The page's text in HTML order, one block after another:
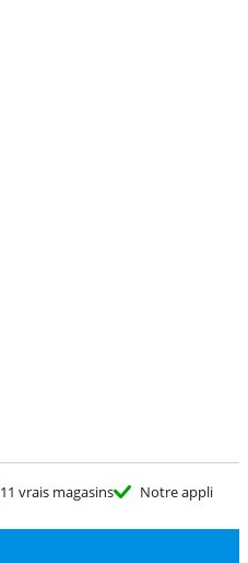
11 vrais magasins Notre appli